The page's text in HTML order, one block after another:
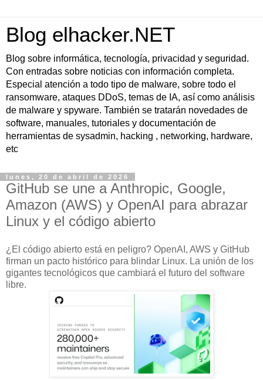
Blog elhacker.NET
Blog sobre informática, tecnología, privacidad y seguridad.
Con entradas sobre noticias con información completa.
Especial atención a todo tipo de malware, sobre todo el
ransomware, ataques DDoS, temas de IA, así como análisis
de malware y spyware. También se tratarán novedades de
software, manuales, tutoriales y documentación de
herramientas de sysadmin, hacking , networking, hardware,
etc
lunes, 20 de abril de 2026
GitHub se une a Anthropic, Google,
Amazon (AWS) y OpenAI para abrazar
Linux y el código abierto
¿El código abierto está en peligro? OpenAI, AWS y GitHub
firman un pacto histórico para blindar Linux. La unión de los
gigantes tecnológicos que cambiará el futuro del software
libre.